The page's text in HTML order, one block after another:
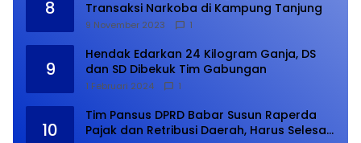
8
Transaksi Narkoba di Kampung Tanjung
9 November 2023 1
9
Hendak Edarkan 24 Kilogram Ganja, DS
dan SD Dibekuk Tim Gabungan
1 Februari 2024 1
10
Tim Pansus DPRD Babar Susun Raperda
Pajak dan Retribusi Daerah, Harus Selesai